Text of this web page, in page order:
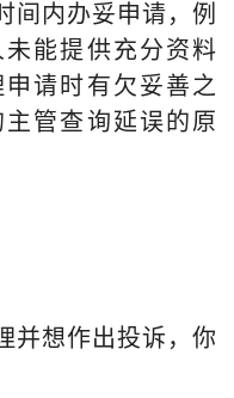
间内办妥申请，例
能提供充分资料
请时有欠妥善之
管查询延误的原
并想作出投诉，你